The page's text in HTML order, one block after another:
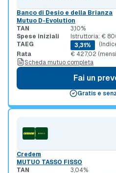
Banco di Desio e della Brianza
Mutuo D-Evolution
TAN
3,10%
Spese iniziali
Istruttoria: €
TAEG
3,31%
Rata
€ 427,02
Scheda mutuo completa
Fai un
Gratis e
Credem
MUTUO TASSO FISSO
TAN
3,04%